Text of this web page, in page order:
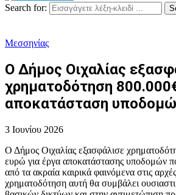
Search for:
Μεσσηνίας
Ο Δήμος Οιχαλίας
χρηματοδότηση
αποκατάσταση
3 Ιουνίου 2026
Ο Δήμος Οιχαλίας εξασφάλισε
ευρώ για έργα αποκατάστασης υποδομών
από τα ακραία καιρικά φαινόμενα στις
χρηματοδότηση αυτή θα συμβάλει